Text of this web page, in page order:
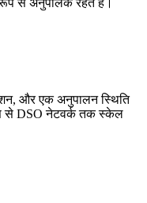
से अनुपालक रहते हैं।
और एक अनुपालन स्थिति
से DSO नेटवर्क तक स्केल